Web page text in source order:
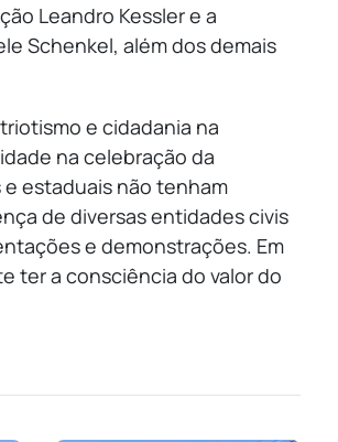
Leandro Kessler e a
Schenkel, além dos demais
e cidadania na
na celebração da
estaduais não tenham
de diversas entidades civis
e demonstrações. Em
ter a consciência do valor do